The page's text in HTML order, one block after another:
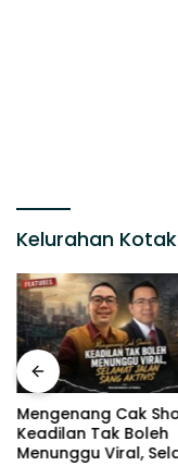
Kelurahan
Mengenang Cak
Keadilan Tak Boleh
Menunggu Viral,